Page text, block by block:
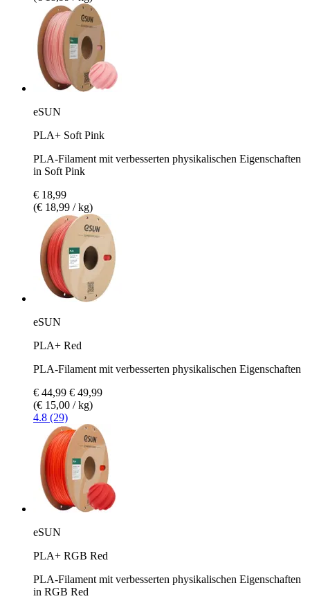
eSUN
PLA+ Soft Pink
PLA-Filament mit verbesserten physikalischen Eigenschaften
in Soft Pink
€ 18,99
(€ 18,99 / kg)
eSUN
PLA+ Red
PLA-Filament mit verbesserten physikalischen Eigenschaften
€ 44,99 € 49,99
(€ 15,00 / kg)
4.8 (29)
eSUN
PLA+ RGB Red
PLA-Filament mit verbesserten physikalischen Eigenschaften
in RGB Red